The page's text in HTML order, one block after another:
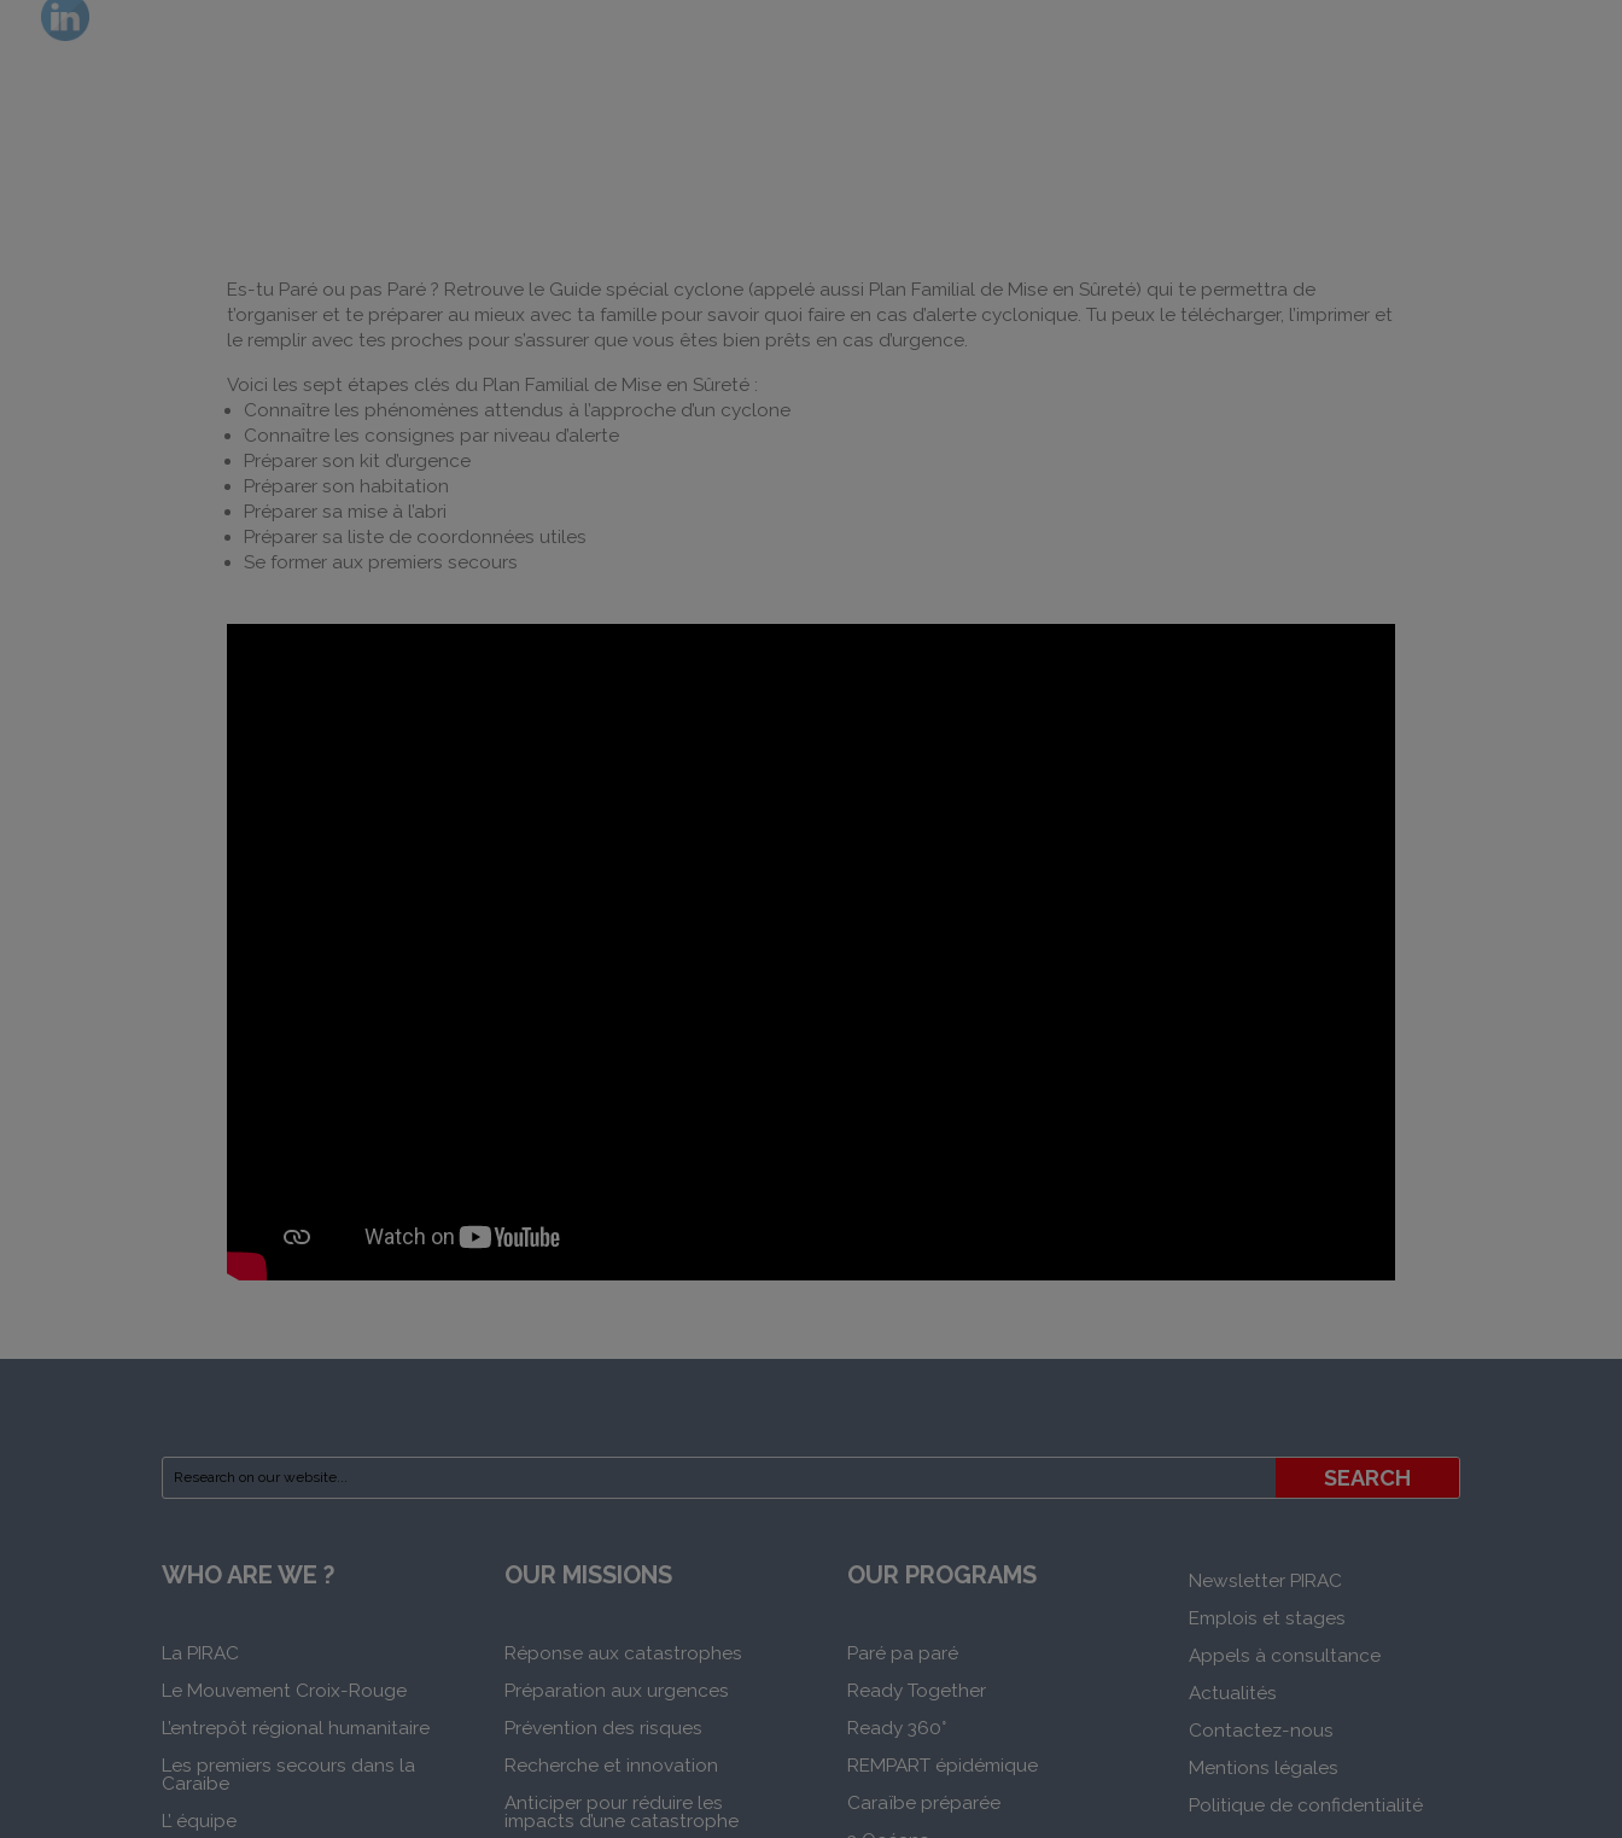
Es-tu Paré ou pas Paré ? Retrouve le Guide spécial cyclone (appelé aussi Plan Familial de Mise en Sûreté) qui te permettra de
t’organiser et te préparer au mieux avec ta famille pour savoir quoi faire en cas d’alerte cyclonique. Tu peux le télécharger, l’imprimer et
le remplir avec tes proches pour s’assurer que vous êtes bien prêts en cas d’urgence.
Voici les sept étapes clés du Plan Familial de Mise en Sûreté :
Connaître les phénomènes attendus à l’approche d’un cyclone
Connaître les consignes par niveau d’alerte
Préparer son kit d’urgence
Préparer son habitation
Préparer sa mise à l’abri
Préparer sa liste de coordonnées utiles
Se former aux premiers secours
WHO ARE WE ?
La PIRAC
Le Mouvement Croix-Rouge
L’entrepôt régional humanitaire
Les premiers secours dans la
Caraibe
L’ équipe
OUR MISSIONS
Réponse aux catastrophes
Préparation aux urgences
Prévention des risques
Recherche et innovation
Anticiper pour réduire les
impacts d’une catastrophe
OUR PROGRAMS
Paré pa paré
Ready Together
Ready 360°
REMPART épidémique
Caraïbe préparée
Newsletter PIRAC
Emplois et stages
Appels à consultance
Actualités
Contactez-nous
Mentions légales
Politique de confidentialité